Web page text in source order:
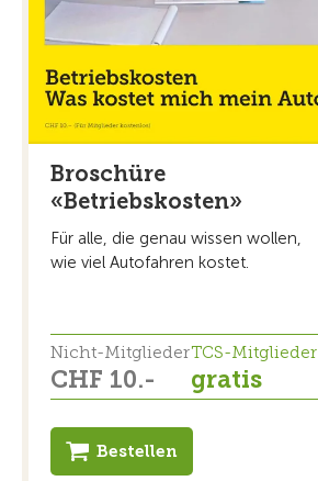
Broschüre
«Betriebskosten»
Für alle, die genau wissen wollen,
wie viel Autofahren kostet.
Nicht-Mitglieder
CHF 10.-
TCS-Mitglieder
gratis
Bestellen